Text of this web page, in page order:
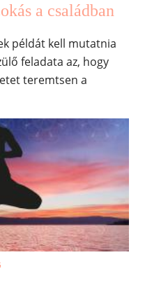
a családban
példát kell mutatnia
feladata az, hogy
teremtsen a